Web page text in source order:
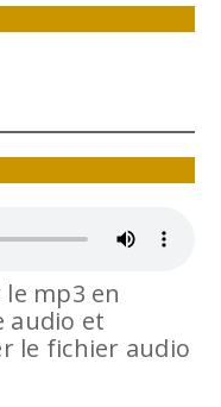
mp3 en
audio et
le fichier audio